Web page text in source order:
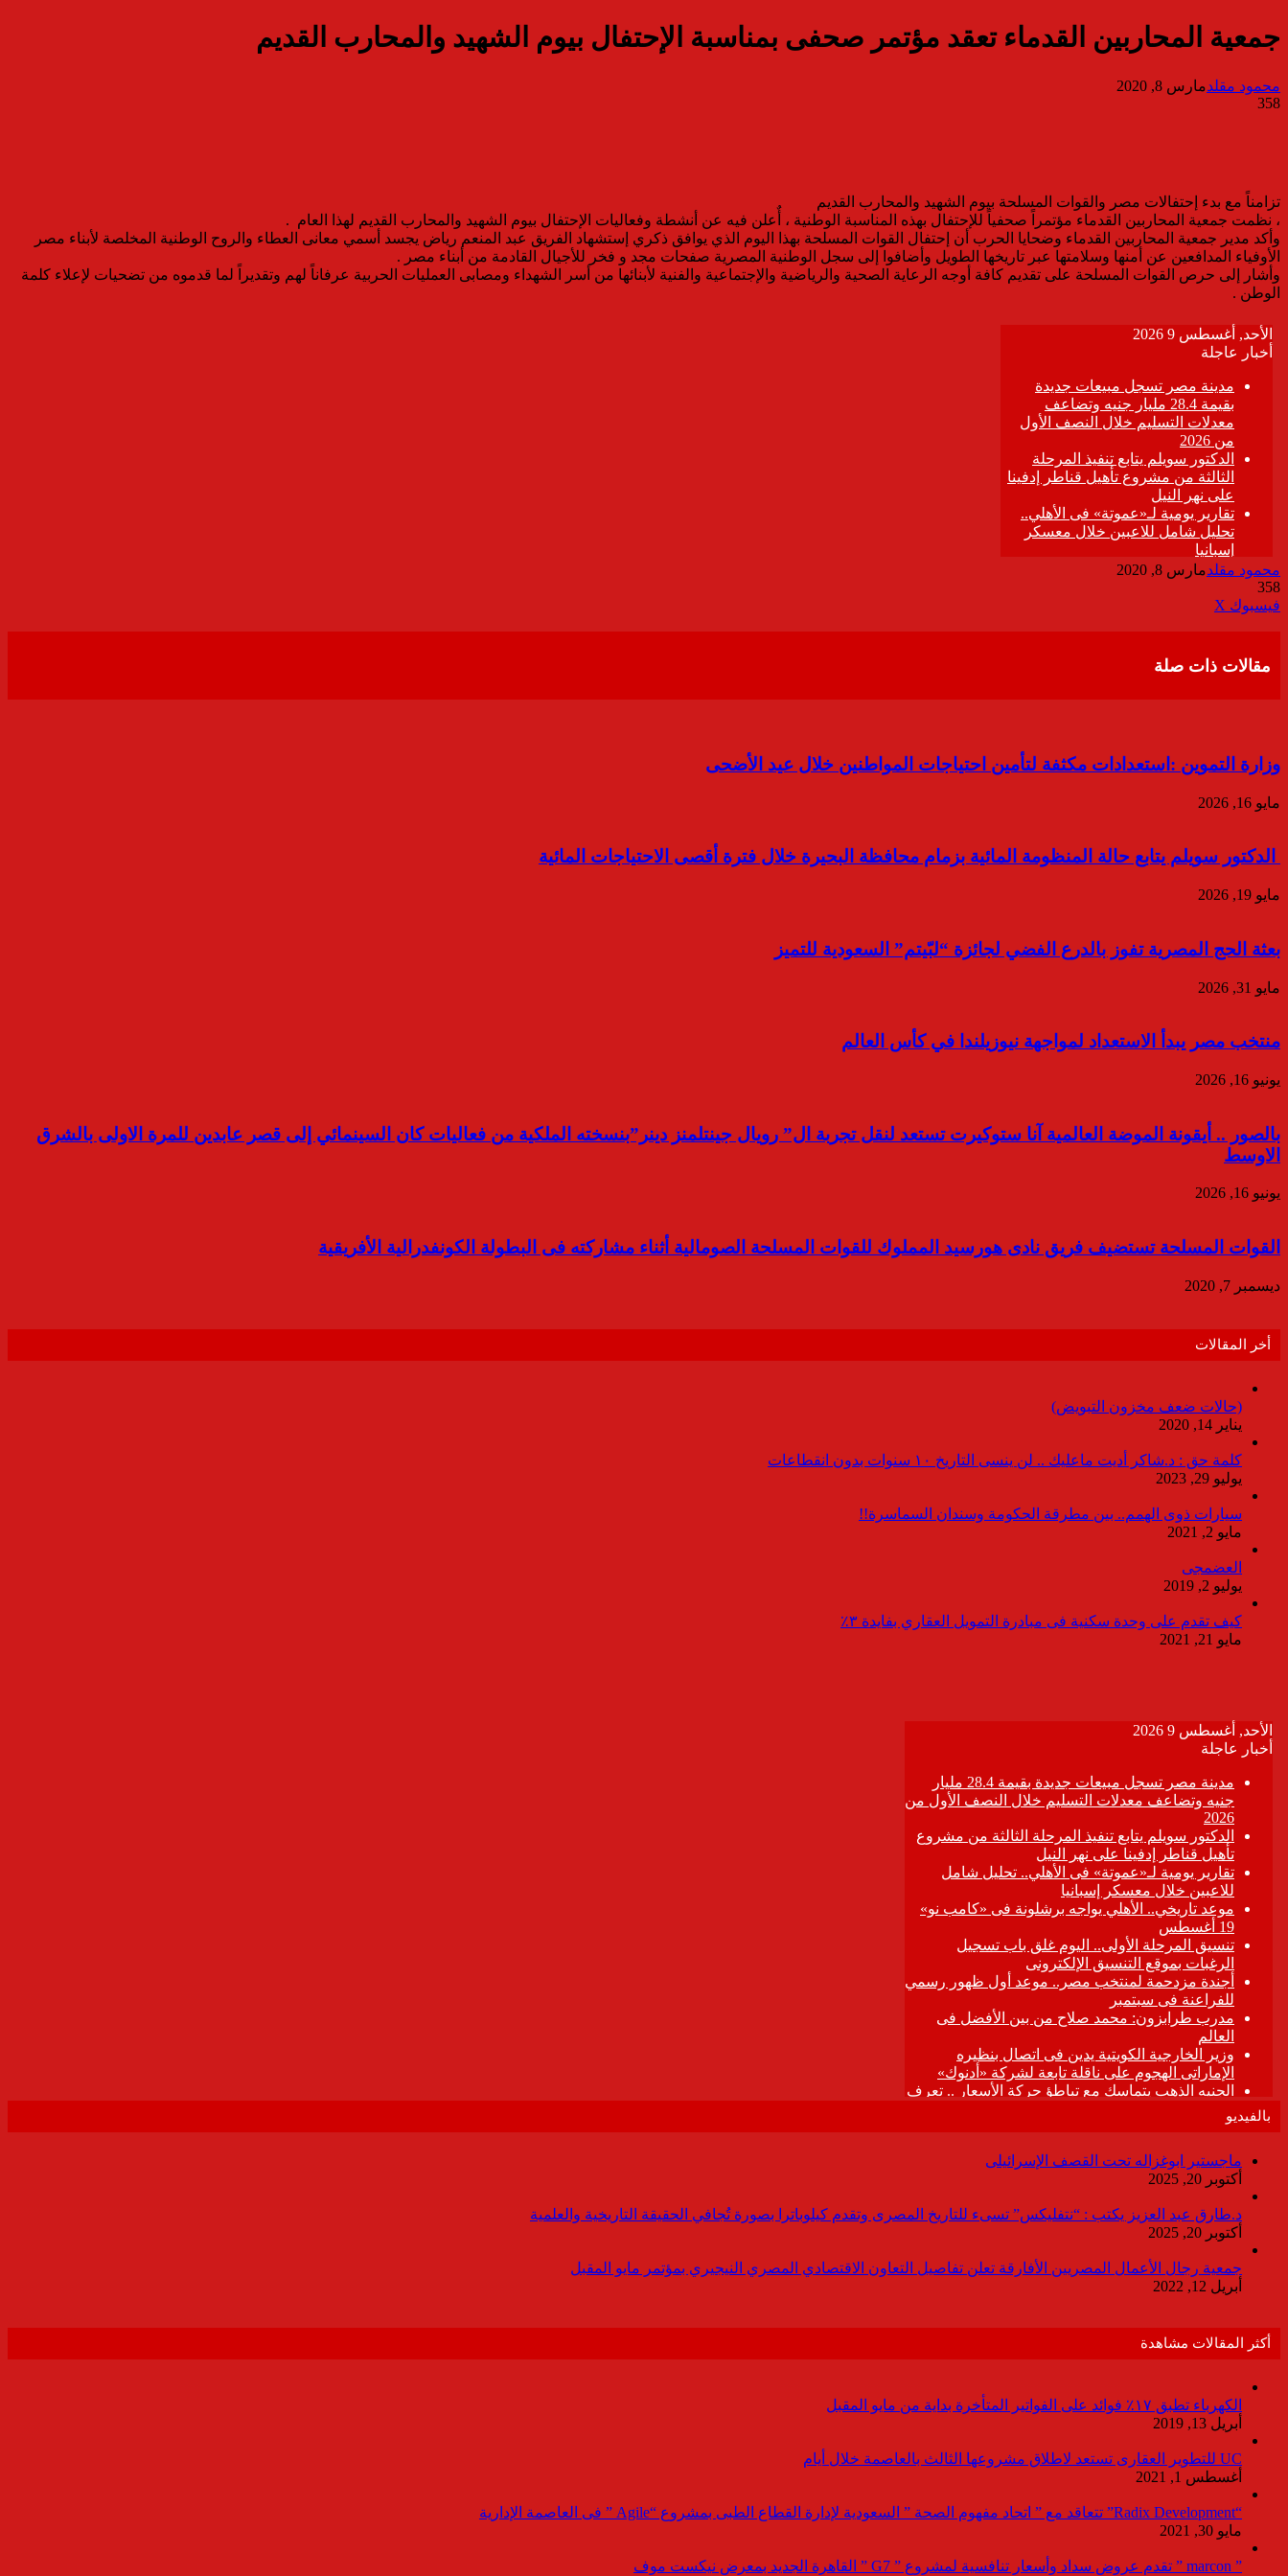
جمعية المحاربين القدماء تعقد مؤتمر صحفى بمناسبة الإحتفال بيوم الشهيد والمحارب القديم
محمود مقلدمارس 8, 2020
358
تزامناً مع بدء إحتفالات مصر والقوات المسلحة بيوم الشهيد والمحارب القديم
، نظمت جمعية المحاربين القدماء مؤتمراً صحفياً للإحتفال بهذه المناسبة الوطنية ، أٌعلن فيه عن أنشطة وفعاليات الإحتفال بيوم الشهيد والمحارب القديم لهذا العام .
وأكد مدير جمعية المحاربين القدماء وضحايا الحرب أن إحتفال القوات المسلحة بهذا اليوم الذي يوافق ذكري إستشهاد الفريق عبد المنعم رياض يجسد أسمي معانى العطاء والروح الوطنية المخلصة لأبناء مصر
الأوفياء المدافعين عن أمنها وسلامتها عبر تاريخها الطويل وأضافوا إلى سجل الوطنية المصرية صفحات مجد و فخر للأجيال القادمة من أبناء مصر .
وأشار إلى حرص القوات المسلحة على تقديم كافة أوجه الرعاية الصحية والرياضية والإجتماعية والفنية لأبنائها من أسر الشهداء ومصابى العمليات الحربية عرفاناً لهم وتقديراً لما قدموه من تضحيات لإعلاء كلمة
الوطن .
محمود مقلدمارس 8, 2020
358
فيسبوك ‫X
مقالات ذات صلة
وزارة التموين :استعدادات مكثفة لتأمين احتياجات المواطنين خلال عيد الأضحى
مايو 16, 2026
الدكتور سويلم يتابع حالة المنظومة المائية بزمام محافظة البحيرة خلال فترة أقصى الاحتياجات المائية
مايو 19, 2026
بعثة الحج المصرية تفوز بالدرع الفضي لجائزة “لبّيتم” السعودية للتميز
مايو 31, 2026
منتخب مصر يبدأ الاستعداد لمواجهة نيوزيلندا في كأس العالم
يونيو 16, 2026
بالصور .. أيقونة الموضة العالمية آنا ستوكيرت تستعد لنقل تجربة ال” رويال جينتلمنز دينر”بنسخته الملكية من فعاليات كان السينمائي إلى قصر عابدين للمرة الاولى بالشرق
الاوسط
يونيو 16, 2026
القوات المسلحة تستضيف فريق نادى هورسيد المملوك للقوات المسلحة الصومالية أثناء مشاركته فى البطولة الكونفدرالية الأفريقية
ديسمبر 7, 2020
أخر المقالات
(حالات ضعف مخزون التبويض)
يناير 14, 2020
كلمة حق : د.شاكر أديت ماعليك .. لن ينسى التاريخ ١٠ سنوات بدون انقطاعات
يوليو 29, 2023
سيارات ذوى الهمم.. بين مطرقة الحكومة وسندان السماسرة!!
مايو 2, 2021
العضمجى
يوليو 2, 2019
كيف تقدم على وحدة سكنية فى مبادرة التمويل العقاري بفايدة ٣٪
مايو 21, 2021
بالفيديو
ماجستير ابوغزاله تحت القصف الإسرائيلى
أكتوبر 20, 2025
د.طارق عبد العزيز يكتب : “نتفليكس” تسىء للتاريخ المصرى وتقدم كيلوباترا بصورة تُجافي الحقيقة التاريخية والعلمية
أكتوبر 20, 2025
جمعية رجال الأعمال المصريين الأفارقة تعلن تفاصيل التعاون الاقتصادي المصري النيجيري بمؤتمر مايو المقبل
أبريل 12, 2022
أكثر المقالات مشاهدة
الكهرباء تطبق ١٧٪ فوائد على الفواتير المتأخرة بداية من مايو المقبل
أبريل 13, 2019
UC للتطوير العقارى تستعد لاطلاق مشروعها الثالث بالعاصمة خلال أيام
أغسطس 1, 2021
“Radix Development” تتعاقد مع ” اتحاد مفهوم الصحة ” السعودية لإدارة القطاع الطبى بمشروع “Agile ” فى العاصمة الإدارية
مايو 30, 2021
” marcon ” تقدم عروض سداد وأسعار تنافسية لمشروع ” G7 ” القاهرة الجديد بمعرض نيكست موف